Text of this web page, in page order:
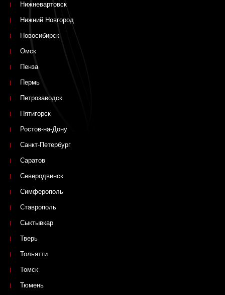
Нижневартовск
Нижний Новгород
Новосибирск
Омск
Пенза
Пермь
Петрозаводск
Пятигорск
Ростов-на-Дону
Санкт-Петербург
Саратов
Северодвинск
Симферополь
Ставрополь
Сыктывкар
Тверь
Тольятти
Томск
Тюмень